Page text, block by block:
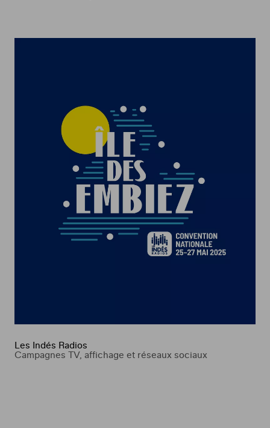
Les Indés Radios
Campagnes TV, affichage et réseaux sociaux